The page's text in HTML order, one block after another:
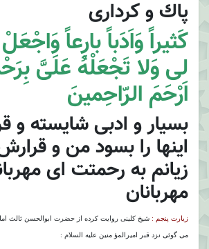
پاك و كردارى
كَثيراً وَاَدَباً بارِعاً
لى وَلا تَجْعَلْهُ عَلَىَّ
اَرْحَمَ الرّاحِمينَ
بسيار و ادبى شايسته و
اينها را بسود من و
زيانم به رحمتت اى
مهربانان
زيارت پنجم : شيخ كلينى روايت كرده از حضرت ابوالحسن ثالث
مى گوئى نزد قبر اميرالمؤ منين عليه السلام :